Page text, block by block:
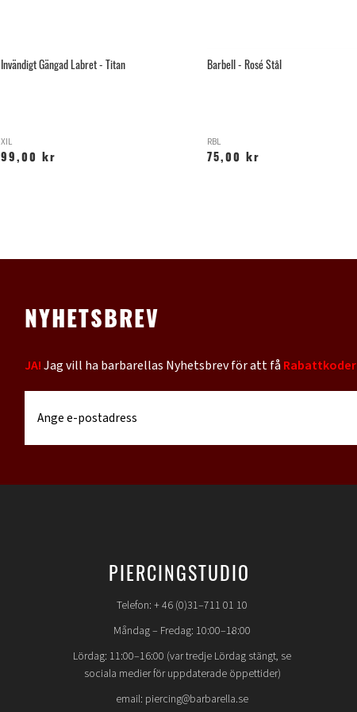
Invändigt Gängad Labret - Titan
XIL
99,00 kr
Barbell - Rosé Stål
RBL
75,00 kr
NYHETSBREV
JA!Jag vill ha barbarellas Nyhetsbrev för att fåRabattkoder
PIERCINGSTUDIO
Telefon: + 46 (0)31–711 01 10
Måndag – Fredag: 10:00–18:00
Lördag: 11:00–16:00 (var tredje Lördag stängt, se
sociala medier för uppdaterade öppettider)
email: piercing@barbarella.se